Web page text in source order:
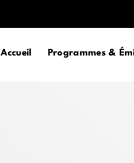
Accueil Programmes &